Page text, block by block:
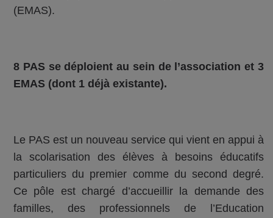
(EMAS).
8 PAS se déploient au sein de l’association et 3
EMAS (dont 1 déjà existante).
Le PAS est un nouveau service qui vient en appui à
la scolarisation des élèves à besoins éducatifs
particuliers du premier comme du second degré.
Ce pôle est chargé d’accueillir la demande des
familles, des professionnels de l’Education